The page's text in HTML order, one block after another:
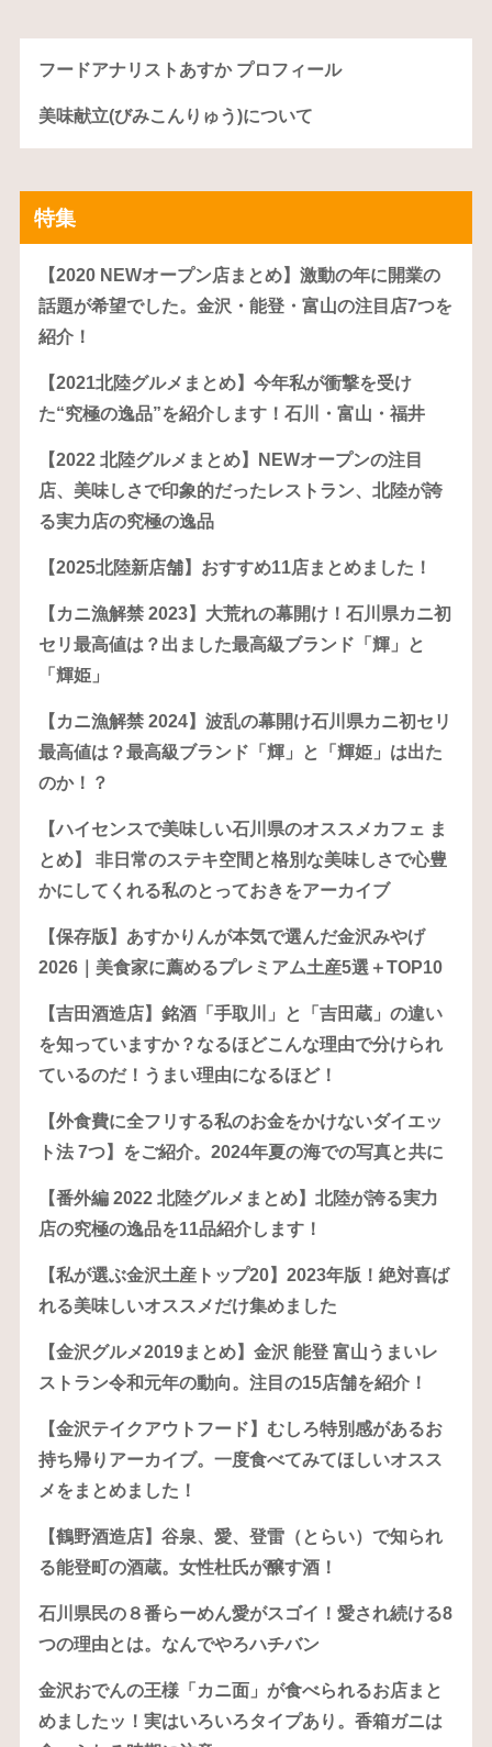
フードアナリストあすか プロフィール
美味献立(びみこんりゅう)について
特集
【2020 NEWオープン店まとめ】激動の年に開業の
話題が希望でした。金沢・能登・富山の注目店7つを
紹介！
【2021北陸グルメまとめ】今年私が衝撃を受け
た“究極の逸品”を紹介します！石川・富山・福井
【2022 北陸グルメまとめ】NEWオープンの注目
店、美味しさで印象的だったレストラン、北陸が誇
る実力店の究極の逸品
【2025北陸新店舗】おすすめ11店まとめました！
【カニ漁解禁 2023】大荒れの幕開け！石川県カニ初
セリ最高値は？出ました最高級ブランド「輝」と
「輝姫」
【カニ漁解禁 2024】波乱の幕開け石川県カニ初セリ
最高値は？最高級ブランド「輝」と「輝姫」は出た
のか！？
【ハイセンスで美味しい石川県のオススメカフェ ま
とめ】 非日常のステキ空間と格別な美味しさで心豊
かにしてくれる私のとっておきをアーカイブ
【保存版】あすかりんが本気で選んだ金沢みやげ
2026｜美食家に薦めるプレミアム土産5選＋TOP10
【吉田酒造店】銘酒「手取川」と「吉田蔵」の違い
を知っていますか？なるほどこんな理由で分けられ
ているのだ！うまい理由になるほど！
【外食費に全フリする私のお金をかけないダイエッ
ト法 7つ】をご紹介。2024年夏の海での写真と共に
【番外編 2022 北陸グルメまとめ】北陸が誇る実力
店の究極の逸品を11品紹介します！
【私が選ぶ金沢土産トップ20】2023年版！絶対喜ば
れる美味しいオススメだけ集めました
【金沢グルメ2019まとめ】金沢 能登 富山うまいレ
ストラン令和元年の動向。注目の15店舗を紹介！
【金沢テイクアウトフード】むしろ特別感があるお
持ち帰りアーカイブ。一度食べてみてほしいオスス
メをまとめました！
【鶴野酒造店】谷泉、愛、登雷（とらい）で知られ
る能登町の酒蔵。女性杜氏が醸す酒！
石川県民の８番らーめん愛がスゴイ！愛され続ける8
つの理由とは。なんでやろハチバン
金沢おでんの王様「カニ面」が食べられるお店まと
めましたッ！実はいろいろタイプあり。香箱ガニは